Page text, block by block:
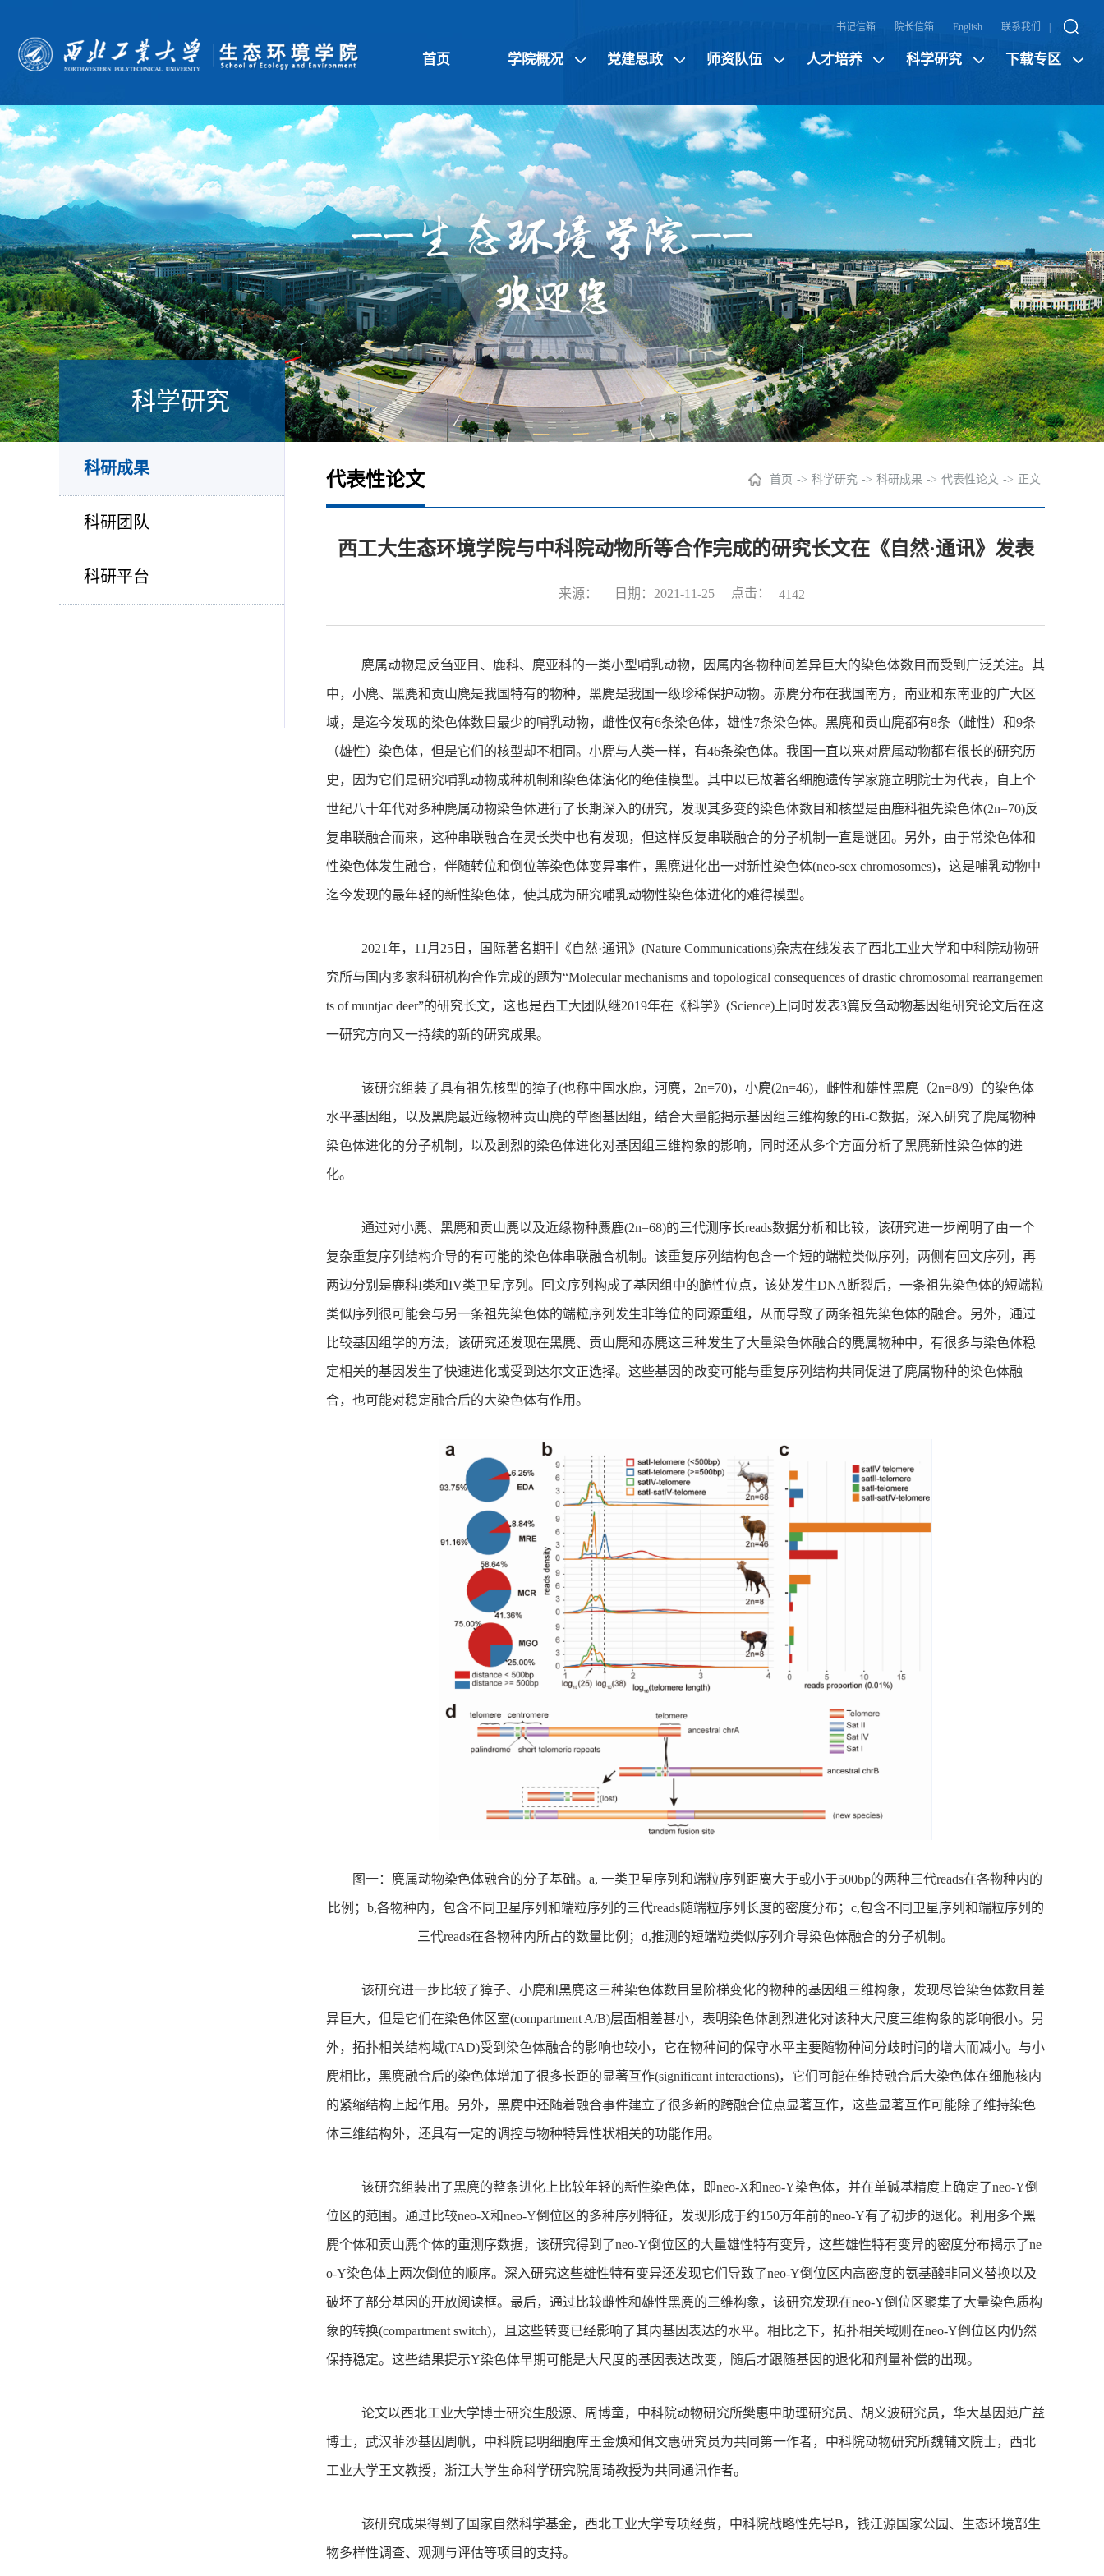
书记信箱 院长信箱 English 联系我们
首页 学院概况 党建思政 师资队伍 人才培养 科学研究 下载专区
科学研究
科研成果
科研团队
科研平台
代表性论文 首页 -> 科学研究 -> 科研成果 -> 代表性论文 -> 正文
西工大生态环境学院与中科院动物所等合作完成的研究长文在《自然·通讯》发表
来源： 日期：2021-11-25 点击： 4142
麂属动物是反刍亚目、鹿科、麂亚科的一类小型哺乳动物，因属内各物种间差异巨大的染色体数目而受到广泛关注。其
中，小麂、黑麂和贡山麂是我国特有的物种，黑麂是我国一级珍稀保护动物。赤麂分布在我国南方，南亚和东南亚的广大区
域，是迄今发现的染色体数目最少的哺乳动物，雌性仅有6条染色体，雄性7条染色体。黑麂和贡山麂都有8条（雌性）和9条
（雄性）染色体，但是它们的核型却不相同。小麂与人类一样，有46条染色体。我国一直以来对麂属动物都有很长的研究历
史，因为它们是研究哺乳动物成种机制和染色体演化的绝佳模型。其中以已故著名细胞遗传学家施立明院士为代表，自上个
世纪八十年代对多种麂属动物染色体进行了长期深入的研究，发现其多变的染色体数目和核型是由鹿科祖先染色体(2n=70)反
复串联融合而来，这种串联融合在灵长类中也有发现，但这样反复串联融合的分子机制一直是谜团。另外，由于常染色体和
性染色体发生融合，伴随转位和倒位等染色体变异事件，黑麂进化出一对新性染色体(neo-sex chromosomes)，这是哺乳动物中
迄今发现的最年轻的新性染色体，使其成为研究哺乳动物性染色体进化的难得模型。
2021年，11月25日，国际著名期刊《自然·通讯》(Nature Communications)杂志在线发表了西北工业大学和中科院动物研
究所与国内多家科研机构合作完成的题为“Molecular mechanisms and topological consequences of drastic chromosomal rearrangemen
ts of muntjac deer”的研究长文，这也是西工大团队继2019年在《科学》(Science)上同时发表3篇反刍动物基因组研究论文后在这
一研究方向又一持续的新的研究成果。
该研究组装了具有祖先核型的獐子(也称中国水鹿，河麂，2n=70)，小麂(2n=46)，雌性和雄性黑麂（2n=8/9）的染色体
水平基因组，以及黑麂最近缘物种贡山麂的草图基因组，结合大量能揭示基因组三维构象的Hi-C数据，深入研究了麂属物种
染色体进化的分子机制，以及剧烈的染色体进化对基因组三维构象的影响，同时还从多个方面分析了黑麂新性染色体的进
化。
通过对小麂、黑麂和贡山麂以及近缘物种麋鹿(2n=68)的三代测序长reads数据分析和比较，该研究进一步阐明了由一个
复杂重复序列结构介导的有可能的染色体串联融合机制。该重复序列结构包含一个短的端粒类似序列，两侧有回文序列，再
两边分别是鹿科I类和IV类卫星序列。回文序列构成了基因组中的脆性位点，该处发生DNA断裂后，一条祖先染色体的短端粒
类似序列很可能会与另一条祖先染色体的端粒序列发生非等位的同源重组，从而导致了两条祖先染色体的融合。另外，通过
比较基因组学的方法，该研究还发现在黑麂、贡山麂和赤麂这三种发生了大量染色体融合的麂属物种中，有很多与染色体稳
定相关的基因发生了快速进化或受到达尔文正选择。这些基因的改变可能与重复序列结构共同促进了麂属物种的染色体融
合，也可能对稳定融合后的大染色体有作用。
图一：麂属动物染色体融合的分子基础。 a, 一类卫星序列和端粒序列距离大于或小于500bp的两种三代reads在各物种内的
比例；b,各物种内，包含不同卫星序列和端粒序列的三代reads随端粒序列长度的密度分布；c,包含不同卫星序列和端粒序列的
三代reads在各物种内所占的数量比例；d,推测的短端粒类似序列介导染色体融合的分子机制。
该研究进一步比较了獐子、小麂和黑麂这三种染色体数目呈阶梯变化的物种的基因组三维构象，发现尽管染色体数目差
异巨大，但是它们在染色体区室(compartment A/B)层面相差甚小，表明染色体剧烈进化对该种大尺度三维构象的影响很小。另
外，拓扑相关结构域(TAD)受到染色体融合的影响也较小，它在物种间的保守水平主要随物种间分歧时间的增大而减小。与小
麂相比，黑麂融合后的染色体增加了很多长距的显著互作(significant interactions)，它们可能在维持融合后大染色体在细胞核内
的紧缩结构上起作用。另外，黑麂中还随着融合事件建立了很多新的跨融合位点显著互作，这些显著互作可能除了维持染色
体三维结构外，还具有一定的调控与物种特异性状相关的功能作用。
该研究组装出了黑麂的整条进化上比较年轻的新性染色体，即neo-X和neo-Y染色体，并在单碱基精度上确定了neo-Y倒
位区的范围。通过比较neo-X和neo-Y倒位区的多种序列特征，发现形成于约150万年前的neo-Y有了初步的退化。利用多个黑
麂个体和贡山麂个体的重测序数据，该研究得到了neo-Y倒位区的大量雄性特有变异，这些雄性特有变异的密度分布揭示了ne
o-Y染色体上两次倒位的顺序。深入研究这些雄性特有变异还发现它们导致了neo-Y倒位区内高密度的氨基酸非同义替换以及
破坏了部分基因的开放阅读框。最后，通过比较雌性和雄性黑麂的三维构象，该研究发现在neo-Y倒位区聚集了大量染色质构
象的转换(compartment switch)，且这些转变已经影响了其内基因表达的水平。相比之下，拓扑相关域则在neo-Y倒位区内仍然
保持稳定。这些结果提示Y染色体早期可能是大尺度的基因表达改变，随后才跟随基因的退化和剂量补偿的出现。
论文以西北工业大学博士研究生殷源、周博童，中科院动物研究所樊惠中助理研究员、胡义波研究员，华大基因范广益
博士，武汉菲沙基因周帆，中科院昆明细胞库王金焕和佴文惠研究员为共同第一作者，中科院动物研究所魏辅文院士，西北
工业大学王文教授，浙江大学生命科学研究院周琦教授为共同通讯作者。
该研究成果得到了国家自然科学基金，西北工业大学专项经费，中科院战略性先导B，钱江源国家公园、生态环境部生
物多样性调查、观测与评估等项目的支持。